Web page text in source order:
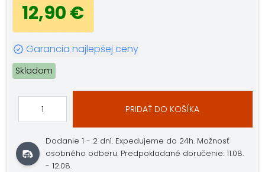
12,90 €
Garancia najlepšej ceny
Skladom
PRIDAŤ DO KOŠÍKA
Dodanie 1 - 2 dní. Expedujeme do 24h. Možnosť
osobného odberu. Predpokladané doručenie: 11.08.
- 12.08.